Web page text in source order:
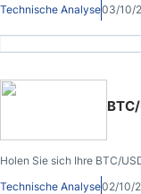
Technische Analyse03/10/
Holen Sie sich Ihre BTC/
Technische Analyse02/10/